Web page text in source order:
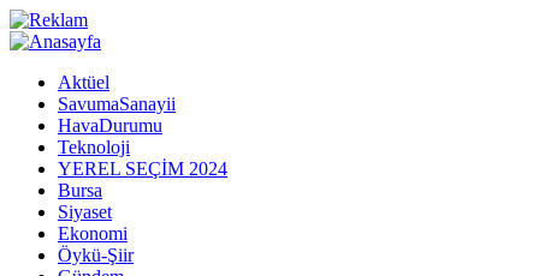
Aktüel
SavumaSanayii
HavaDurumu
Teknoloji
YEREL SEÇİM 2024
Bursa
Siyaset
Ekonomi
Öykü-Şiir